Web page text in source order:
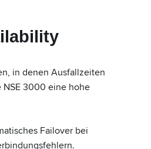
in denen Ausfallzeiten
3000 eine hohe
Failover bei